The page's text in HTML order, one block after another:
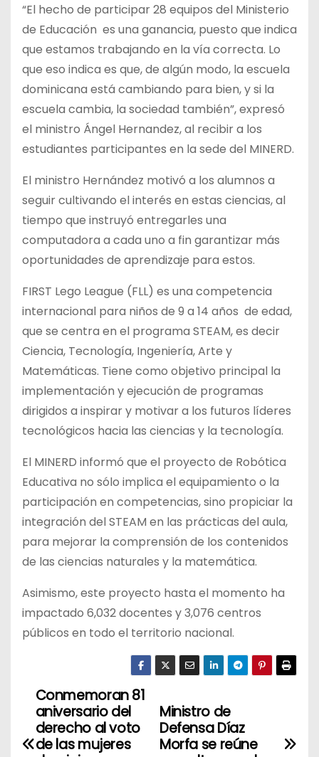
“El hecho de participar 28 equipos del Ministerio
de Educación es una ganancia, puesto que indica
que estamos trabajando en la vía correcta. Lo
que eso indica es que, de algún modo, la escuela
dominicana está cambiando para bien, y si la
escuela cambia, la sociedad también”, expresó
el ministro Ángel Hernandez, al recibir a los
estudiantes participantes en la sede del MINERD.
El ministro Hernández motivó a los alumnos a
seguir cultivando el interés en estas ciencias, al
tiempo que instruyó entregarles una
computadora a cada uno a fin garantizar más
oportunidades de aprendizaje para estos.
FIRST Lego League (FLL) es una competencia
internacional para niños de 9 a 14 años de edad,
que se centra en el programa STEAM, es decir
Ciencia, Tecnología, Ingeniería, Arte y
Matemáticas. Tiene como objetivo principal la
implementación y ejecución de programas
dirigidos a inspirar y motivar a los futuros líderes
tecnológicos hacia las ciencias y la tecnología.
El MINERD informó que el proyecto de Robótica
Educativa no sólo implica el equipamiento o la
participación en competencias, sino propiciar la
integración del STEAM en las prácticas del aula,
para mejorar la comprensión de los contenidos
de las ciencias naturales y la matemática.
Asimismo, este proyecto hasta el momento ha
impactado 6,032 docentes y 3,076 centros
públicos en todo el territorio nacional.
N
a
Ministro de
Defensa Díaz
Morfa se reúne
Conmemoran 81
aniversario del
derecho al voto
de las mujeres